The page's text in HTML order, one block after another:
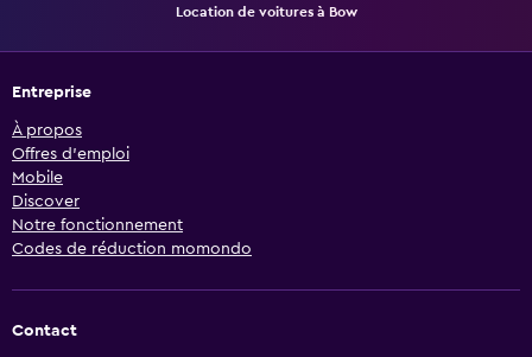
Location de voitures à Bow
Entreprise
À propos
Offres d’emploi
Mobile
Discover
Notre fonctionnement
Codes de réduction momondo
Contact